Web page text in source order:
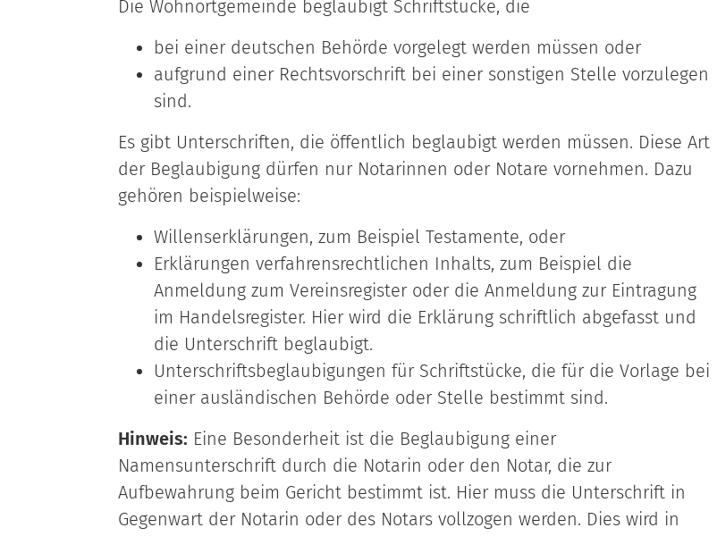
Die Wohnortgemeinde beglaubigt Schriftstücke, die
bei einer deutschen Behörde vorgelegt werden müssen oder
aufgrund einer Rechtsvorschrift bei einer sonstigen Stelle vorzulegen
sind.
Es gibt Unterschriften, die öffentlich beglaubigt werden müssen. Diese Art
der Beglaubigung dürfen nur Notarinnen oder Notare vornehmen. Dazu
gehören beispielweise:
Willenserklärungen, zum Beispiel Testamente, oder
Erklärungen verfahrensrechtlichen Inhalts, zum Beispiel die
Anmeldung zum Vereinsregister oder die Anmeldung zur Eintragung
im Handelsregister. Hier wird die Erklärung schriftlich abgefasst und
die Unterschrift beglaubigt.
Unterschriftsbeglaubigungen für Schriftstücke, die für die Vorlage bei
einer ausländischen Behörde oder Stelle bestimmt sind.
Hinweis: Eine Besonderheit ist die Beglaubigung einer
Namensunterschrift durch die Notarin oder den Notar, die zur
Aufbewahrung beim Gericht bestimmt ist. Hier muss die Unterschrift in
Gegenwart der Notarin oder des Notars vollzogen werden. Dies wird in